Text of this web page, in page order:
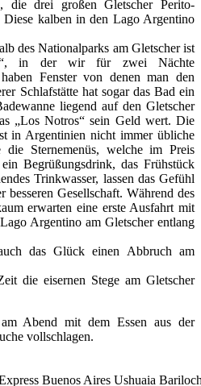
die drei großen Gletscher Perito-
kalben in den Lago Argentino
des Nationalparks am Gletscher ist
in der wir für zwei Nächte
Fenster von denen man den
Schlafstätte hat sogar das Bad ein
liegend auf den Gletscher
„Los Notros“ sein Geld wert. Die
in Argentinien nicht immer übliche
die Sternemenüs, welche im Preis
Begrüßungsdrink, das Frühstück
Trinkwasser, lassen das Gefühl
Gesellschaft. Während des
erwarten eine erste Ausfahrt mit
Argentino am Gletscher entlang
das Glück einen Abbruch am
die eisernen Stege am Gletscher
Abend mit dem Essen aus der
vollschlagen.